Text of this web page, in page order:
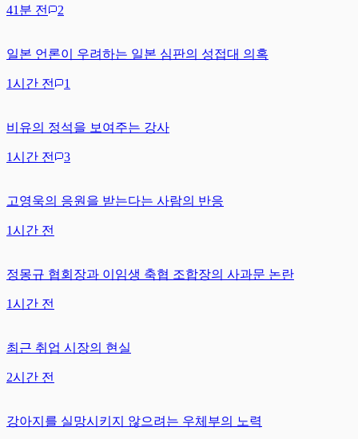
41분 전 2
일본 언론이 우려하는 일본 심판의 성접대 의혹
1시간 전 1
비유의 정석을 보여주는 강사
1시간 전 3
고영욱의 응원을 받는다는 사람의 반응
1시간 전
정몽규 협회장과 이임생 축협 조합장의 사과문 논란
1시간 전
최근 취업 시장의 현실
2시간 전
강아지를 실망시키지 않으려는 우체부의 노력